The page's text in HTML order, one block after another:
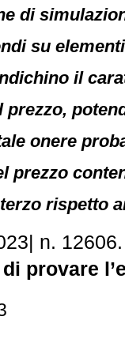
di
su
il
prezzo,
onere
prezzo
rispetto
| n. 12606.
di provare